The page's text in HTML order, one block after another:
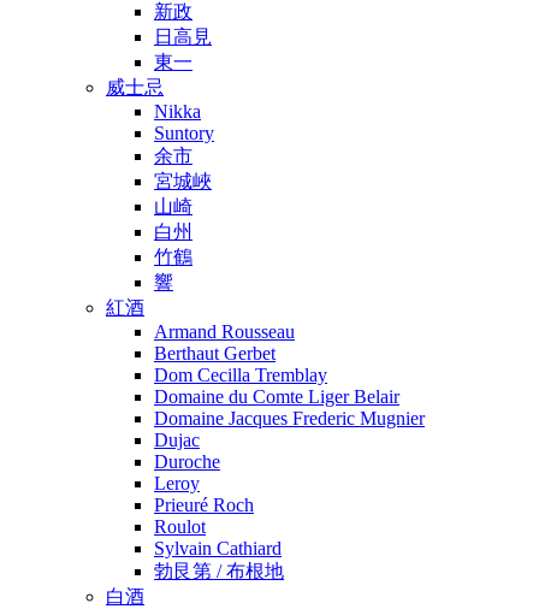
新政
日高見
東一
威士忌
Nikka
Suntory
余市
宮城峽
山崎
白州
竹鶴
響
紅酒
Armand Rousseau
Berthaut Gerbet
Dom Cecilla Tremblay
Domaine du Comte Liger Belair
Domaine Jacques Frederic Mugnier
Dujac
Duroche
Leroy
Prieuré Roch
Roulot
Sylvain Cathiard
勃艮第 / 布根地
白酒